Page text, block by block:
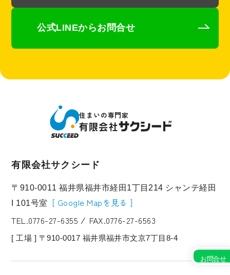
公式LINEからお問合せ
住まいの専門家
有限会社サクシード
〒910-0011 福井県福井市経田1丁目214 シャンテ経田
I 101号室
Google Mapを見る
TEL.0776-27-6355 ⁄ FAX.0776-27-6563
[ 工場 ] 〒910-0017 福井県福井市文京7丁目8-4
お問合せ